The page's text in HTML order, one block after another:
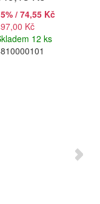
/ 74,55 Kč
Kč
12 ks